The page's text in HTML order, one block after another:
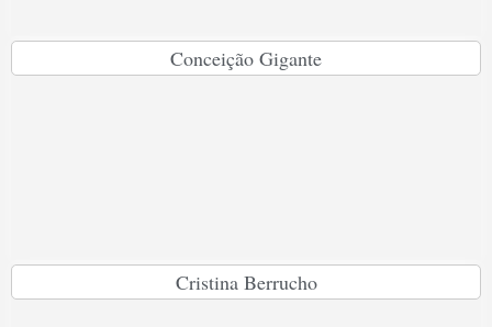
Conceição Gigante
Cristina Berrucho